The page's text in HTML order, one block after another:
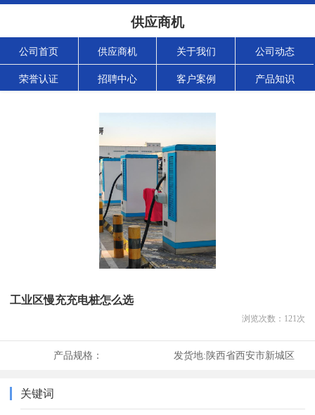
供应商机
公司首页 供应商机 关于我们 公司动态
荣誉认证 招聘中心 客户案例 产品知识
工业区慢充充电桩怎么选
浏览次数： 121次
产品规格： 发货地:陕西省西安市新城区
关键词